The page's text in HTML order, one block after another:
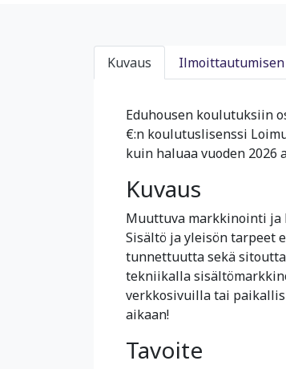
Kuvaus
Eduhousen koulutuksiin
€:n koulutuslisenssi
kuin haluaa vuoden 2026
Kuvaus
Muuttuva markkinointi ja
Sisältö ja yleisön tarpeet
tunnettuutta sekä
tekniikalla
verkkosivuilla tai
aikaan!
Tavoite